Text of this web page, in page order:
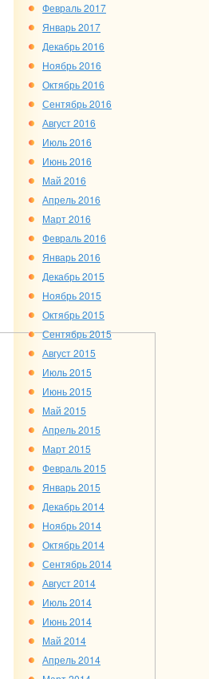
Февраль 2017
Январь 2017
Декабрь 2016
Ноябрь 2016
Октябрь 2016
Сентябрь 2016
Август 2016
Июль 2016
Июнь 2016
Май 2016
Апрель 2016
Март 2016
Февраль 2016
Январь 2016
Декабрь 2015
Ноябрь 2015
Октябрь 2015
Сентябрь 2015
Август 2015
Июль 2015
Июнь 2015
Май 2015
Апрель 2015
Март 2015
Февраль 2015
Январь 2015
Декабрь 2014
Ноябрь 2014
Октябрь 2014
Сентябрь 2014
Август 2014
Июль 2014
Июнь 2014
Май 2014
Апрель 2014